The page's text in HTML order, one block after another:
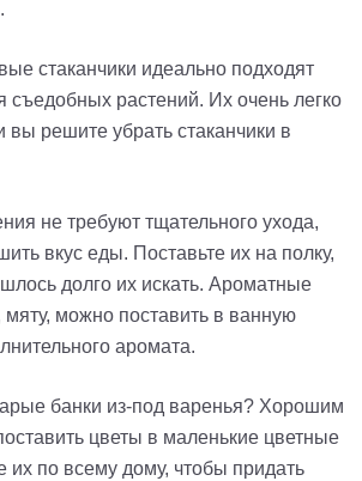
стаканчики идеально подходят
растений. Их очень легко
решите убрать стаканчики в
не требуют тщательного ухода,
вкус еды. Поставьте их на полку,
долго их искать. Ароматные
можно поставить в ванную
аромата.
банки из-под варенья? Хорошим
цветы в маленькие цветные
их по всему дому, чтобы придать